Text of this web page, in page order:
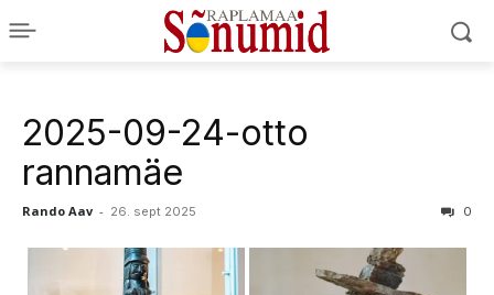
2025-09-24-otto
rannamäe
Rando Aav - 26. sept 2025 0